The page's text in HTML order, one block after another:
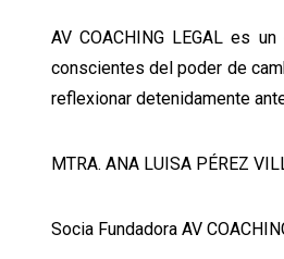
AV COACHING LEGAL es
conscientes del poder de
reflexionar detenidamente
MTRA. ANA LUISA PÉREZ
Socia Fundadora AV